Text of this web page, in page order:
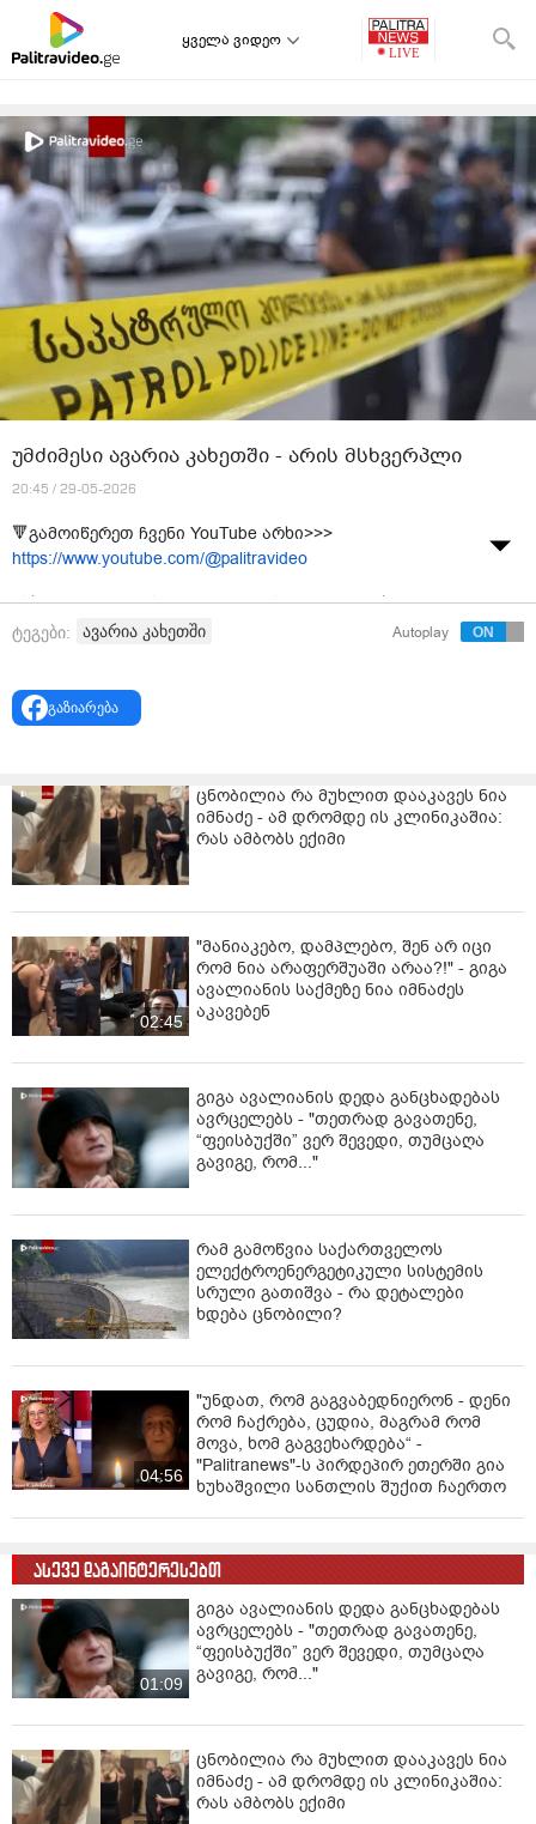
ყველა ვიდეო
უმძიმესი ავარია კახეთში - არის მსხვერპლი
20:45 / 29-05-2026
🔻გამოიწერეთ ჩვენი YouTube არხი>>>
https://www.youtube.com/@palitravideo
მსხვერპლით დასრულდა ავტოსაგზაო შემთხვევა
თელავის მუნიციპალიტეტში - დაღუპულია
ავტომობილით ორი პირი გადაადგილდებოდა.
ავარიის შედეგად ადგილზე გარდაიცვალა სოფელ
ართანაში მცხოვრები 55 წლამდე მამაკაცი, მეორე
მგზავრი კი დაშავდა.
დაშავებული თელავის რეფერალურ ჰოსპიტალშია
გადაყვანილი.
ადგილზე მობილიზებული არიან სამართალდამცავები
ტეგები: ავარია კახეთში Autoplay
გაზიარება
ცნობილია რა მუხლით დააკავეს ნია
იმნაძე - ამ დრომდე ის კლინიკაშია:
რას ამბობს ექიმი
02:45
"მანიაკებო, დამპლებო, შენ არ იცი
რომ ნია არაფერშუაში არაა?!" - გიგა
ავალიანის საქმეზე ნია იმნაძეს
აკავებენ
გიგა ავალიანის დედა განცხადებას
ავრცელებს - "თეთრად გავათენე,
“ფეისბუქში” ვერ შევედი, თუმცაღა
გავიგე, რომ..."
რამ გამოწვია საქართველოს
ელექტროენერგეტიკული სისტემის
სრული გათიშვა - რა დეტალები
ხდება ცნობილი?
04:56
"უნდათ, რომ გაგვაბედნიერონ - დენი
რომ ჩაქრება, ცუდია, მაგრამ რომ
მოვა, ხომ გაგვეხარდება“ -
"Palitranews"-ს პირდეპირ ეთერში გია
ხუხაშვილი სანთლის შუქით ჩაერთო
ასევე დაგაინტერესებთ
01:09
გიგა ავალიანის დედა განცხადებას
ავრცელებს - "თეთრად გავათენე,
“ფეისბუქში” ვერ შევედი, თუმცაღა
გავიგე, რომ..."
ცნობილია რა მუხლით დააკავეს ნია
იმნაძე - ამ დრომდე ის კლინიკაშია:
რას ამბობს ექიმი